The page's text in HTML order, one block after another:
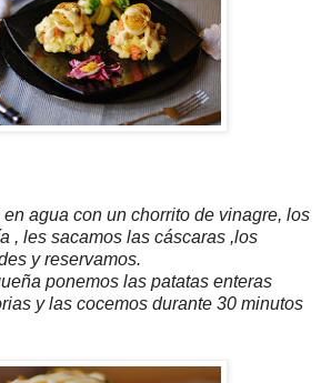
agua con un chorrito de vinagre, los
, les sacamos las cáscaras ,los
y reservamos.
ponemos las patatas enteras
y las cocemos durante 30 minutos